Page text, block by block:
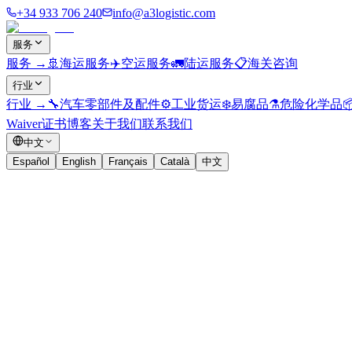
+34 933 706 240 info@a3logistic.com
服务
服务 → 🚢 海运服务✈️空运服务🚛陆运服务📋海关咨询
行业
行业 → 🔧汽车零部件及配件⚙️工业货运❄️易腐品⚗️危险化学品
Waiver证书博客关于我们联系我们
中文
Español
English Français Català 中文